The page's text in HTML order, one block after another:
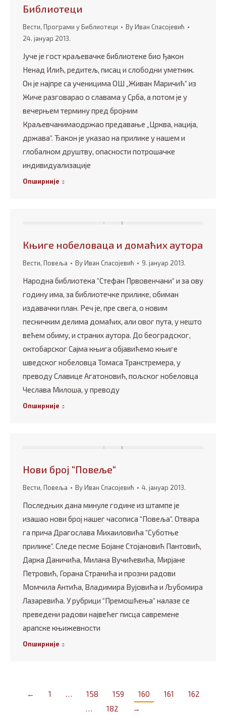
Библиотеци
Вести, Програми у Библиотеци ByИван Спасојевић
24. јануар 2013.
Јуче је гост краљевачке библиотеке био ђакон
Ненад Илић, редитељ, писац и слободни уметник.
Он је најпре са ученицима ОШ „Живан Маричић“ из
Жиче разговарао о славама у Срба, а потом је у
вечерњем термину пред бројним
Краљевчанимаодржао предавање „Црква, нација,
држава“. Ђакон је указао на прилике у нашем и
глобалном друштву, опасности потрошачке
индивидуализације
Опширније
Књиге нобеловаца и домаћих аутора
Вести, Повеља ByИван Спасојевић 9. јануар 2013.
Народна библиотека “Стефан Првовенчани“ и за ову
годину има, за библиотечке прилике, обиман
издавачки план. Реч је, пре свега, о новим
песничким делима домаћих, али овог пута, у нешто
већем обиму, и страних аутора. До београдског,
октобарског Сајма књига објавићемо књиге
шведског нобеловца Томаса Транстремера, у
преводу Славице Агатоновић, пољског нобеловца
Чеслава Милоша, у преводу
Опширније
Нови број “Повеље“
Вести, Повеља ByИван Спасојевић 4. јануар 2013.
Последњих дана минуле године из штампе је
изашао нови број нашег часописа “Повеља“. Отвара
га прича Драгослава Михаиловића “Суботње
прилике“. Следе песме Бојане Стојановић Пантовић,
Дарка Даничића, Милана Вучићевића, Мирјане
Петровић, Горана Странића и прозни радови
Момчила Антића, Владимира Вујовића и Љубомира
Лазаревића. У рубрици “Премошћења“ налазе се
преведени радови највећег писца савремене
арапске књижевности
Опширније
← 1 … 158 159 160 161
162
…
182 →